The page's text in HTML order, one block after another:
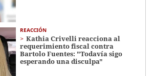
REACCIÓN
Kathia Crivelli reacciona al
requerimiento fiscal contra
Bartolo Fuentes: "Todavía sigo
esperando una disculpa"